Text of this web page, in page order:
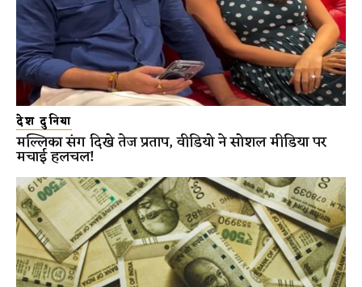
देश दुनिया
मल्लिका संग दिखे तेज प्रताप, वीडियो ने सोशल मीडिया पर
मचाई हलचल!